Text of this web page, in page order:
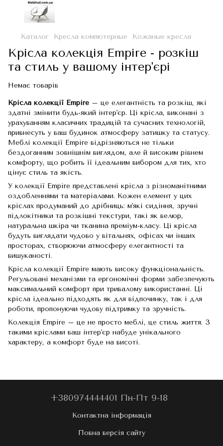
Каталог Кресла компютерные Кожаные кресла
Крісла колекція Empire - розкіш
та стиль у вашому інтер'єрі
Немає товарів
Крісла колекції Empire – це елегантність та розкіш, які
здатні змінити будь-який інтер'єр. Ці крісла, виконані з
урахуванням класичних традицій та сучасних технологій,
привнесуть у ваш будинок атмосферу затишку та статусу.
Меблі колекції Empire відрізняються не тільки
бездоганним зовнішнім виглядом, але й високим рівнем
комфорту, що робить її ідеальним вибором для тих, хто
цінує стиль та якість.
У колекції Empire представлені крісла з різноманітними
оздобленнями та матеріалами. Кожен елемент у цих
кріслах продуманий до дрібниць: м'які сидіння, зручні
підлокітники та розкішні текстури, такі як велюр,
натуральна шкіра чи тканина преміум-класу. Ці крісла
будуть виглядати чудово у вітальнях, офісах чи інших
просторах, створюючи атмосферу елегантності та
вишуканості.
Крісла колекції Empire мають високу функціональність.
Регульовані механізми та ергономічні форми забезпечують
максимальний комфорт при тривалому використанні. Ці
крісла ідеально підходять як для відпочинку, так і для
роботи, пропонуючи чудову підтримку та зручність.
Колекція Empire – це не просто меблі, це стиль життя. З
такими кріслами ваш інтер'єр набуде унікального
характеру, а комфорт буде на висоті.
+380974444401 Пн-Пт 9-18
Контактна інформація
Повна версія сайту